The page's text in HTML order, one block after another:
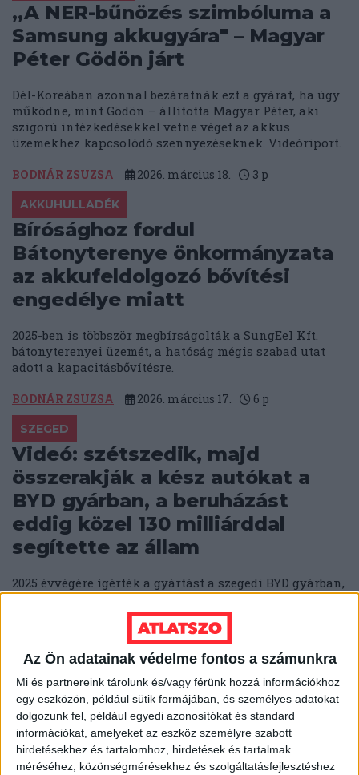
Az Ön adatainak védelme fontos a számunkra
Mi és partnereink tárolunk és/vagy férünk hozzá információkhoz
egy eszközön, például sütik formájában, és személyes adatokat
dolgozunk fel, például egyedi azonosítókat és standard
információkat, amelyeket az eszköz személyre szabott
hirdetésekhez és tartalomhoz, hirdetések és tartalmak
méréséhez, közönségmérésekhez és szolgáltatásfejlesztéshez
„A NER-bűnözés szimbóluma a
Samsung akkugyára" – Magyar
Péter Gödön járt
Dél-Koreában azonnal bezáratnák ezt a gyárat, ha úgy
működne, mint Gödön – állította Magyar Péter, aki
szigorú intézkedésekkel vetne véget az akkus
üzemekhez kapcsolódó szennyezéseknek. Videóriport.
BODNÁR ZSUZSA 2026. március 18. 3 p
AKKUHULLADÉK
Bírósághoz fordul
Bátonyterenye önkormányzata
az akkufeldolgozó bővítési
engedélye miatt
2025-ben is többször megbírságolták a SungEel Kft.
bátonyterenyei üzemét, a hatóság mégis szabad utat
adott a kapacitásbővítésre.
BODNÁR ZSUZSA 2026. március 17. 6 p
SZEGED
Videó: szétszedik, majd
összerakják a kész autókat a
BYD gyárban, a beruházást
eddig közel 130 milliárddal
segítette az állam
2025 évvégére ígérték a gyártást a szegedi BYD gyárban,
de jó, ha 2026 második negyedévében elindul itt bármi.
JÓZSA ZSOLT
3 p
NEM MEGY ELŐRE
Négy éve adták át, ma sincs
ETCS-engedélye a 160
milliárdból felújított hatvani